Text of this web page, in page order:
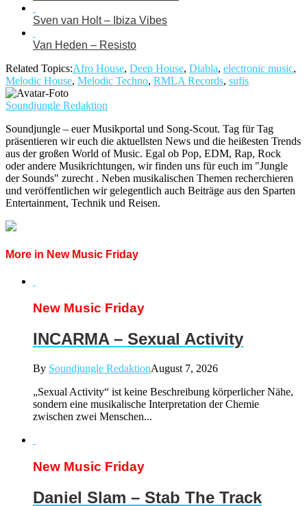
Sven van Holt – Ibiza Vibes
Van Heden – Resisto
Related Topics:Afro House, Deep House, Diabla, electronic music,
Melodic House, Melodic Techno, RMLA Records, sufis
Soundjungle Redaktion
Soundjungle – euer Musikportal und Song-Scout. Tag für Tag
präsentieren wir euch die aktuellsten News und die heißesten Trends
aus der großen World of Music. Egal ob Pop, EDM, Rap, Rock
oder andere Musikrichtungen, wir finden uns für euch im "Jungle
der Sounds" zurecht . Neben musikalischen Themen recherchieren
und veröffentlichen wir gelegentlich auch Beiträge aus den Sparten
Entertainment, Technik und Reisen.
More in New Music Friday
New Music Friday
INCARMA – Sexual Activity
By Soundjungle RedaktionAugust 7, 2026
„Sexual Activity“ ist keine Beschreibung körperlicher Nähe,
sondern eine musikalische Interpretation der Chemie
zwischen zwei Menschen...
New Music Friday
Daniel Slam – Stab The Track